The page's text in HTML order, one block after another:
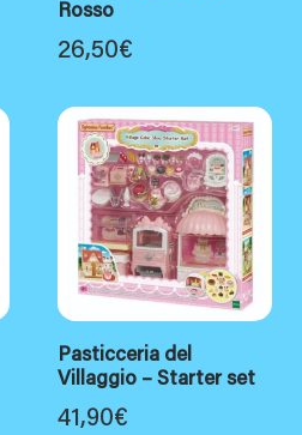
Rosso
26,50€
Pasticceria del
Villaggio – Starter set
41,90€